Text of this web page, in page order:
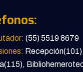
(55) 5519 8679